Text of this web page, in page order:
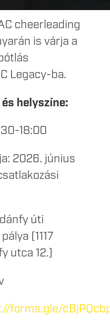
cheerleading
is várja a
Legacy-ba.
helyszíne:
18:00
2026. június
úti
(1117
utca 12.)
forms.gle/